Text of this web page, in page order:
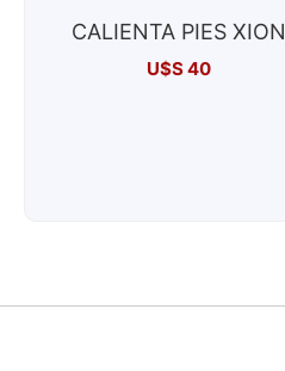
CALIENTA PIES XION
U$S40